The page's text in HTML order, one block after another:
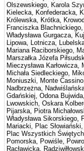
Olszewskiego, Karola
Kielecka, Konfederacka,
Królewska, Krótka,
Franciszka
Władysława Gurgacza,
Lipowa, Lotnicza,
Mariana Raciborskiego,
Marszałka Józefa
Mieczysława Karłowicza,
Michała Siedleckiego,
Moniuszki, Monte
Nadbrzeżna,
Gdańskiej, Odona
Lwowskich, Oskara
Pijarska, Piotra
Władysława
Mariacki, Plac
Plac Wszystkich
Pomorska, Powiśle,
Racławicka,